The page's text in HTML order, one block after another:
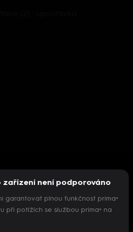
inicializovat přehrávač
zařízení není podporováno
garantovat plnou funkčnost prima+
při potížích se službou prima+ na